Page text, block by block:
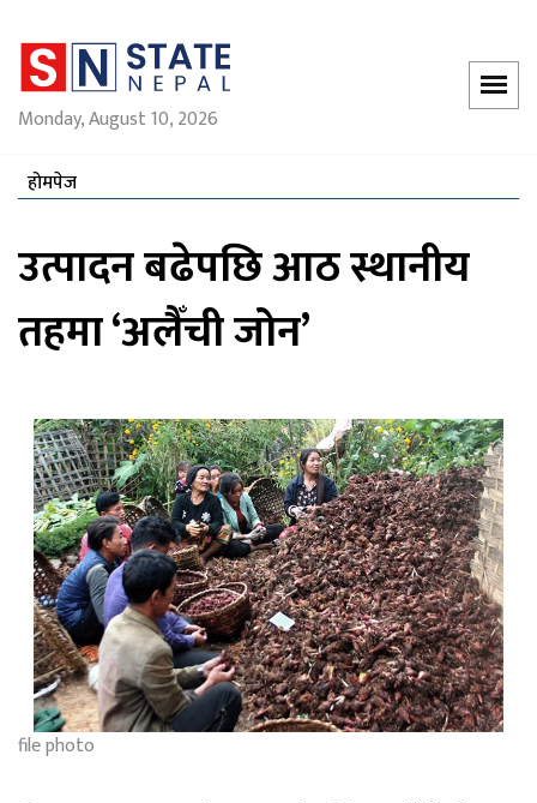
Monday, August 10, 2026
होमपेज
उत्पादन बढेपछि आठ स्थानीय
तहमा ‘अलैँची जोन’
file photo